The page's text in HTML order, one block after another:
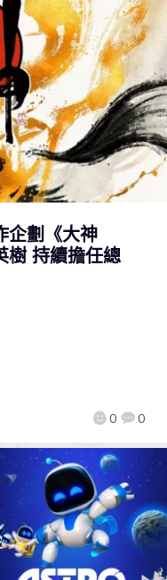
企劃《大神
樹 持續擔任總
0 0